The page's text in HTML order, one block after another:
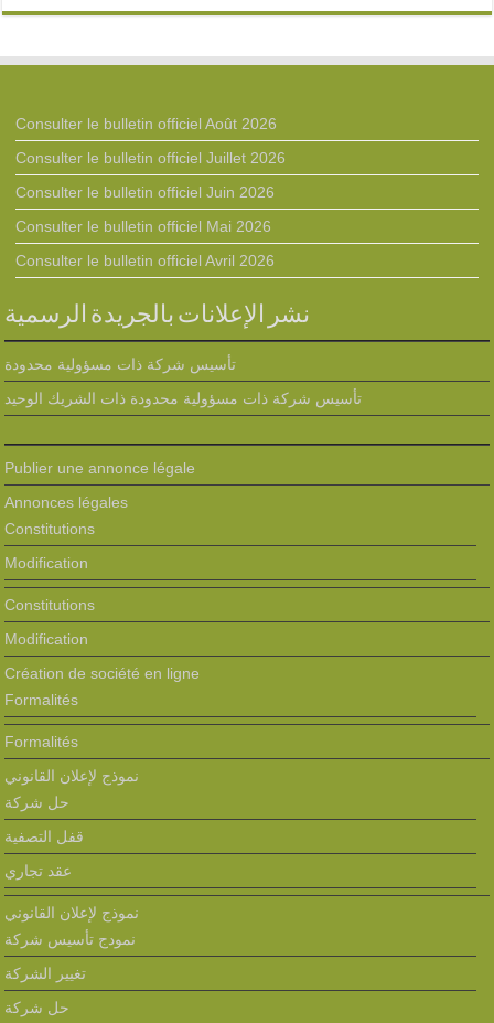
Consulter le bulletin officiel Août 2026
Consulter le bulletin officiel Juillet 2026
Consulter le bulletin officiel Juin 2026
Consulter le bulletin officiel Mai 2026
Consulter le bulletin officiel Avril 2026
نشر الإعلانات بالجريدة الرسمية
تأسيس شركة ذات مسؤولية محدودة
تأسيس شركة ذات مسؤولية محدودة ذات الشريك الوحيد
Publier une annonce légale
Annonces légales
Constitutions
Modification
Constitutions
Modification
Création de société en ligne
Formalités
Formalités
نموذج لإعلان القانوني
حل شركة
قفل التصفية
عقد تجاري
نموذج لإعلان القانوني
نمودج تأسيس شركة
تغيير الشركة
حل شركة